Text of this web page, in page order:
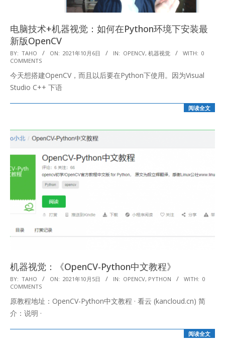
电脑技术+机器视觉：如何在Python环境下安装最
新版OpenCV
2021-
10-
06
BY: TAHO ON: 2021年10月6日 IN: OPENCV, 机器视觉 WITH: 0
COMMENTS
今天想搭建OpenCV，而且以后要在Python下使用。因为Visual
Studio C++ 下语
阅读全文
机器视觉：《OpenCV-Python中文教程》
2021-
10-
05
BY: TAHO ON: 2021年10月5日 IN: OPENCV, PYTHON WITH: 0
COMMENTS
原教程地址：OpenCV-Python中文教程 · 看云 (kancloud.cn) 简
介：说明 ·
阅读全文